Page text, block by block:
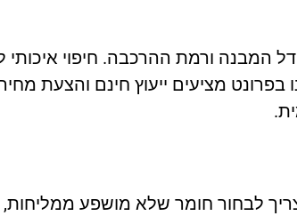
בפרונט מציעים ייעוץ חינם והצעת
לבחור חומר שלא מושפע